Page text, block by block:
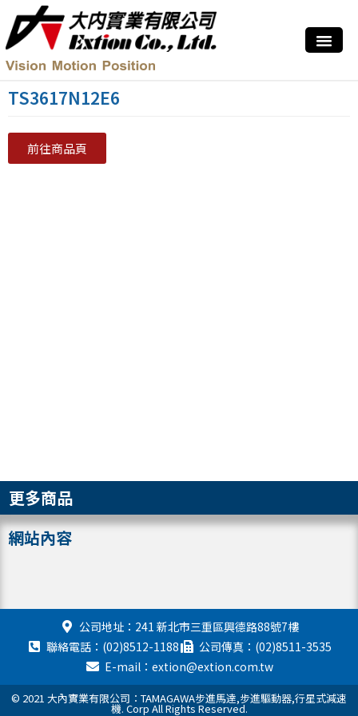
TS3617N12E6
前往商品頁
更多商品
網站內容
公司地址：241 新北市三重區興德路88號7樓
聯絡電話：(02)8512-1188
公司傳真：(02)8511-3535
E-mail：extion@extion.com.tw
© 2021 大內實業有限公司：TAMAGAWA步進馬達,步進驅動器,行星式減速
機. Corp All Rights Reserved.